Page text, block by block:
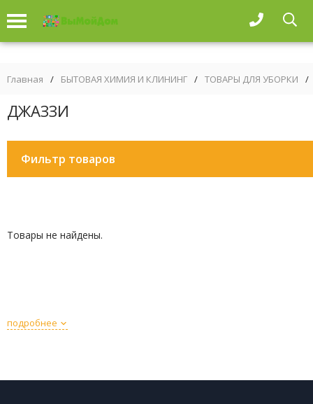
Главная / БЫТОВАЯ ХИМИЯ И КЛИНИНГ / ТОВАРЫ ДЛЯ УБОРКИ /
ДЖАЗЗИ
Фильтр товаров
Товары не найдены.
подробнее